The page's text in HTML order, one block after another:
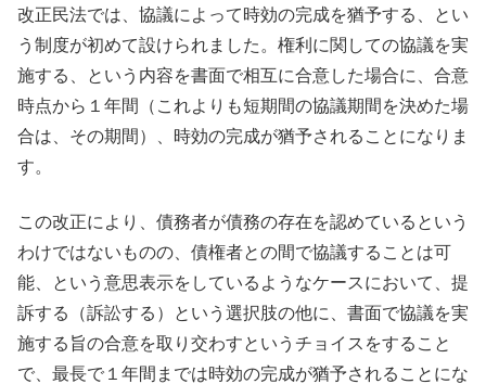
改正民法では、協議によって時効の完成を猶予する、とい
う制度が初めて設けられました。権利に関しての協議を実
施する、という内容を書面で相互に合意した場合に、合意
時点から１年間（これよりも短期間の協議期間を決めた場
合は、その期間）、時効の完成が猶予されることになりま
す。
この改正により、債務者が債務の存在を認めているという
わけではないものの、債権者との間で協議することは可
能、という意思表示をしているようなケースにおいて、提
訴する（訴訟する）という選択肢の他に、書面で協議を実
施する旨の合意を取り交わすというチョイスをすること
で、最長で１年間までは時効の完成が猶予されることにな